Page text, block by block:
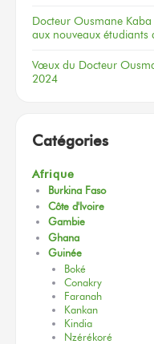
Docteur Ousmane Kaba
aux nouveaux étudiants
Vœux du Docteur
2024
Catégories
Afrique
Burkina Faso
Côte d'Ivoire
Gambie
Ghana
Guinée
Boké
Conakry
Faranah
Kankan
Kindia
Nzérékoré